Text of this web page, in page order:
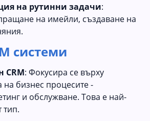
на рутинни задачи:
на имейли, създаване на
системи
CRM: Фокусира се върху
на бизнес процесите -
и обслужване. Това е най-
тип.